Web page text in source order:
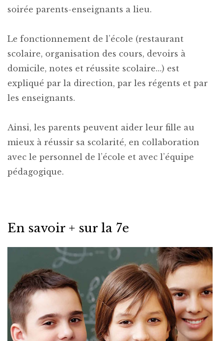
soirée parents-enseignants a lieu.
Le fonctionnement de l’école (restaurant
scolaire, organisation des cours, devoirs à
domicile, notes et réussite scolaire…) est
expliqué par la direction, par les régents et par
les enseignants.
Ainsi, les parents peuvent aider leur fille au
mieux à réussir sa scolarité, en collaboration
avec le personnel de l’école et avec l’équipe
pédagogique.
En savoir + sur la 7e